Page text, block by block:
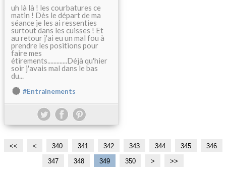
uh là là ! les courbatures ce
matin ! Dès le départ de ma
séance je les ai ressenties
surtout dans les cuisses ! Et
au retour j'ai eu un mal fou à
prendre les positions pour
faire mes
étirements.............Déjà qu'hier
soir j'avais mal dans le bas
du...
#Entrainements
<< <
3
0
3
1
3
2
3
3
340 341 342 343 344 345
346
347
348 349 350
3
3
> >>